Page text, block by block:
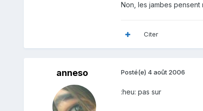
Non, les jambes pensent
Citer
anneso Posté(e) 4 août 2006
:heu: pas sur